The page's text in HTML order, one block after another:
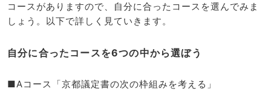
コースがありますので、自分に合ったコースを選んでみま
しょう。以下で詳しく見ていきます。
自分に合ったコースを6つの中から選ぼう
■Aコース「京都議定書の次の枠組みを考える」